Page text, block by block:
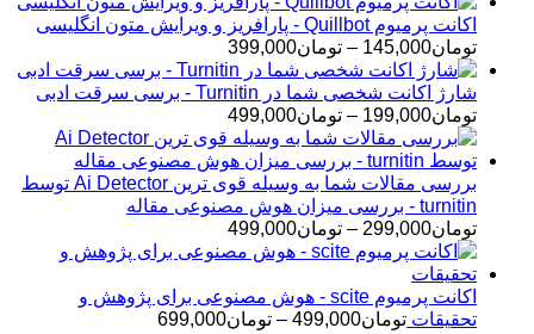
اکانت پرمیوم Quillbot - پارافریز و ویرایش متون انگلیسی
تومان145,000
– تومان399,000محدوده
قیمت:
تومان145,000
تا
تومان399,000
شارژ اکانت شخصی شما در Turnitin - برسی سرقت ادبی
تومان199,000
– تومان499,000محدوده
قیمت:
تومان199,000
تا
تومان499,000
بررسی مقالات شما به وسیله قوی ترین Ai Detector توسط
turnitin - بررسی میزان هوش مصنوعی مقاله
تومان299,000
– تومان499,000محدوده
قیمت:
تا
تومان499,000
اکانت پرمیوم scite - هوش مصنوعی برای پژوهش و
تحقیقات تومان499,000
– تومان699,000محدوده